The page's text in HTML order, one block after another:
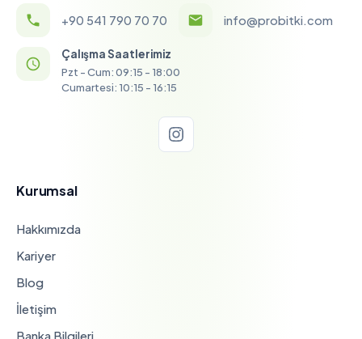
+90 541 790 70 70 info@probitki.com
Çalışma Saatlerimiz
Pzt - Cum: 09:15 - 18:00
Cumartesi: 10:15 - 16:15
Kurumsal
Hakkımızda
Kariyer
Blog
İletişim
Banka Bilgileri